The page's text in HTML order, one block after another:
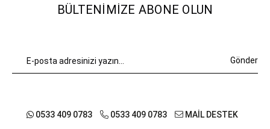
BÜLTENIMIZE ABONE OLUN
Gönder
0533 409 0783 0533 409 0783 MAİL DESTEK